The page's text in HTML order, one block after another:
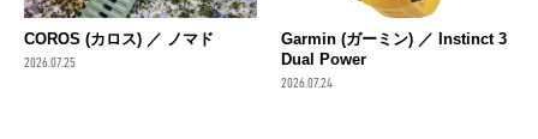
COROS (カロス) ／ ノマド
2026.07.25
Garmin (ガーミン) ／ Instinct 3
Dual Power
2026.07.24